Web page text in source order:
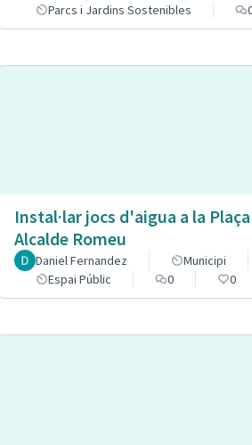
Parcs i Jardins Sostenibles
Instal·lar jocs d'aigua a la Plaça
Alcalde Romeu
Daniel Fernandez
Municipi
Espai Públic
0 0